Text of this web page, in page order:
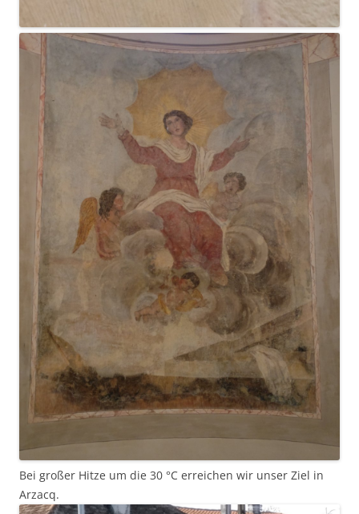
Bei großer Hitze um die 30 °C erreichen wir unser Ziel in
Arzacq.